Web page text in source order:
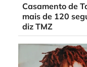
Casamento de
mais de 120
diz TMZ